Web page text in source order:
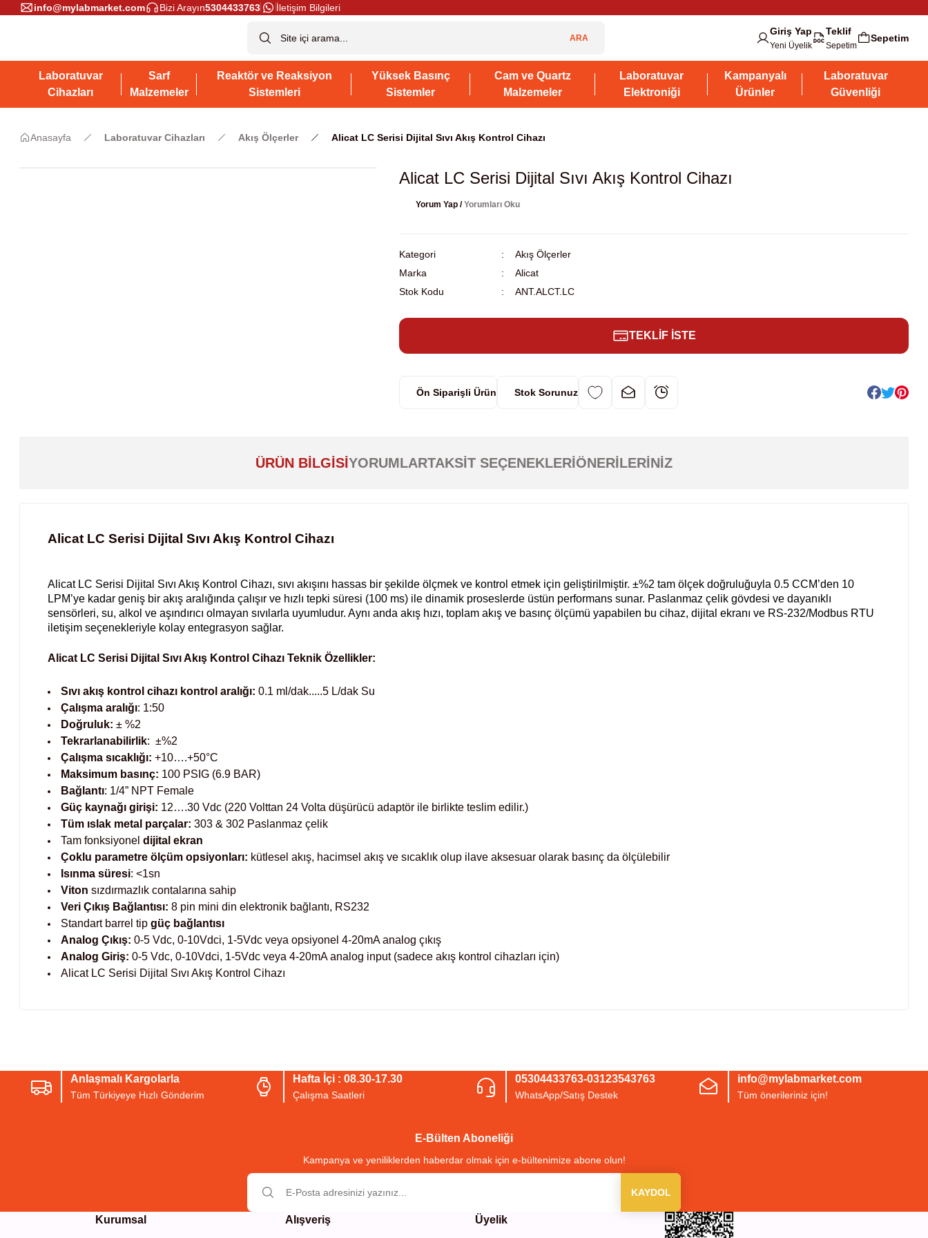
info@mylabmarket.com Bizi Arayın5304433763 İletişim Bilgileri
ARA
Giriş Yap
Yeni Üyelik
Teklif
Sepetim
Sepetim
Laboratuvar
Cihazları
Sarf
Malzemeler
Reaktör ve Reaksiyon
Sistemleri
Yüksek Basınç
Sistemler
Cam ve Quartz
Malzemeler
Laboratuvar
Elektroniği
Kampanyalı
Ürünler
Laboratuvar
Güvenliği
Anasayfa Laboratuvar Cihazları Akış Ölçerler Alicat LC Serisi Dijital Sıvı Akış Kontrol Cihazı
Alicat LC Serisi Dijital Sıvı Akış Kontrol Cihazı
Yorum Yap /Yorumları Oku
Kategori
Akış Ölçerler
Marka
Alicat
Stok Kodu
ANT.ALCT.LC
TEKLİF İSTE
Ön Siparişli Ürün Stok Sorunuz
ÜRÜN BILGISIYORUMLARTAKSIT SEÇENEKLERIÖNERILERINIZ
Alicat LC Serisi Dijital Sıvı Akış Kontrol Cihazı
Alicat LC Serisi Dijital Sıvı Akış Kontrol Cihazı, sıvı akışını hassas bir şekilde ölçmek ve kontrol etmek için geliştirilmiştir. ±%2 tam ölçek doğruluğuyla 0.5 CCM’den 10
LPM’ye kadar geniş bir akış aralığında çalışır ve hızlı tepki süresi (100 ms) ile dinamik proseslerde üstün performans sunar. Paslanmaz çelik gövdesi ve dayanıklı
sensörleri, su, alkol ve aşındırıcı olmayan sıvılarla uyumludur. Aynı anda akış hızı, toplam akış ve basınç ölçümü yapabilen bu cihaz, dijital ekranı ve RS-232/Modbus RTU
iletişim seçenekleriyle kolay entegrasyon sağlar.
Alicat LC Serisi Dijital Sıvı Akış Kontrol Cihazı Teknik Özellikler:
Sıvı akış kontrol cihazı kontrol aralığı: 0.1 ml/dak.....5 L/dak Su
Çalışma aralığı: 1:50
Doğruluk: ± %2
Tekrarlanabilirlik: ±%2
Çalışma sıcaklığı: +10….+50°C
Maksimum basınç: 100 PSIG (6.9 BAR)
Bağlantı: 1/4” NPT Female
Güç kaynağı girişi: 12….30 Vdc (220 Volttan 24 Volta düşürücü adaptör ile birlikte teslim edilir.)
Tüm ıslak metal parçalar: 303 & 302 Paslanmaz çelik
Tam fonksiyonel dijital ekran
Çoklu parametre ölçüm opsiyonları: kütlesel akış, hacimsel akış ve sıcaklık olup ilave aksesuar olarak basınç da ölçülebilir
Isınma süresi: <1sn
Viton sızdırmazlık contalarına sahip
Veri Çıkış Bağlantısı: 8 pin mini din elektronik bağlantı, RS232
Standart barrel tip güç bağlantısı
Analog Çıkış: 0-5 Vdc, 0-10Vdci, 1-5Vdc veya opsiyonel 4-20mA analog çıkış
Analog Giriş: 0-5 Vdc, 0-10Vdci, 1-5Vdc veya 4-20mA analog input (sadece akış kontrol cihazları için)
Alicat LC Serisi Dijital Sıvı Akış Kontrol Cihazı
Ürün resmi kalitesiz, bozuk veya görüntülenemiyor.
Anlaşmalı Kargolarla
Tüm Türkiyeye Hızlı Gönderim
Hafta İçi : 08.30-17.30
Çalışma Saatleri
05304433763-03123543763
WhatsApp/Satış Destek
info@mylabmarket.com
Tüm önerileriniz için!
E-Bülten Aboneliği
Kampanya ve yeniliklerden haberdar olmak için e-bültenimize abone olun!
KAYDOL
Kurumsal Alışveriş Üyelik